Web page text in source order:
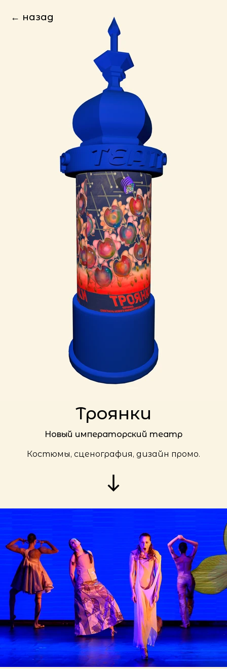
← назад
Троянки
Новый императорский театр
Костюмы, сценография, дизайн промо.